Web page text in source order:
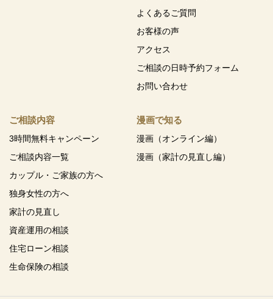
よくあるご質問
お客様の声
アクセス
ご相談の日時予約フォーム
お問い合わせ
ご相談内容
3時間無料キャンペーン
ご相談内容一覧
カップル・ご家族の方へ
独身女性の方へ
家計の見直し
資産運用の相談
住宅ローン相談
生命保険の相談
漫画で知る
漫画（オンライン編）
漫画（家計の見直し編）